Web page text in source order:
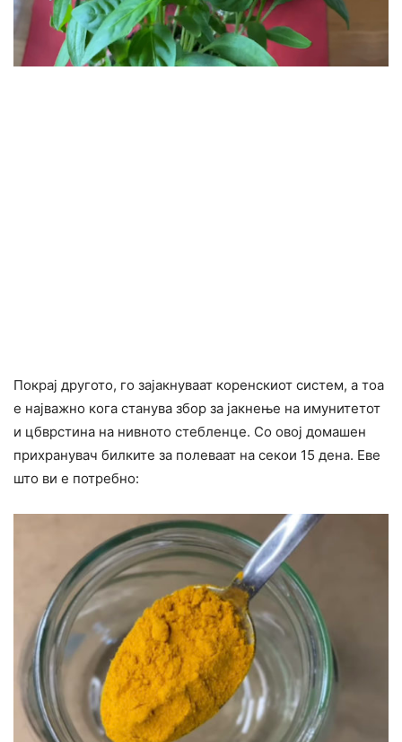
Покрај другото, го зајакнуваат коренскиот систем, а тоа
е најважно кога станува збор за јакнење на имунитетот
и цбврстина на нивното стебленце. Со овој домашен
прихранувач билките за полеваат на секои 15 дена. Еве
што ви е потребно: